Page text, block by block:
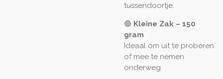
tussendoortje.
🟢 Kleine Zak – 150
gram
Ideaal om uit te proberen
of mee te nemen
onderweg